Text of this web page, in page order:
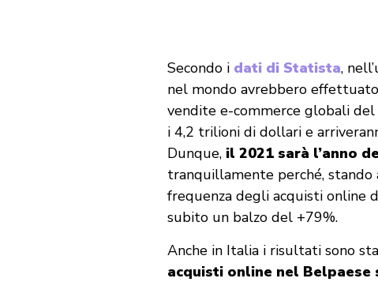
Secondo i dati di Statista,
nel mondo avrebbero
vendite e-commerce globali
i 4,2 trilioni di dollari e
Dunque,il 2021 sarà l’anno
tranquillamente perché, stando
frequenza degli acquisti online
subito un balzo del +79%.
Anche in Italia i risultati sono
acquisti online nel